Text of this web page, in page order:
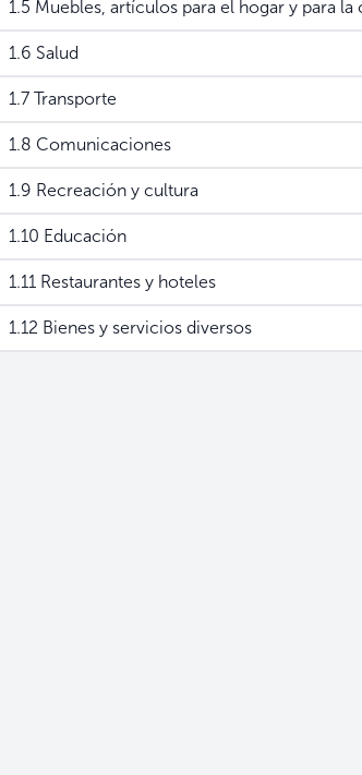
1.5 Muebles, artículos para el hogar y para la
1.6 Salud
1.7 Transporte
1.8 Comunicaciones
1.9 Recreación y cultura
1.10 Educación
1.11 Restaurantes y hoteles
1.12 Bienes y servicios diversos